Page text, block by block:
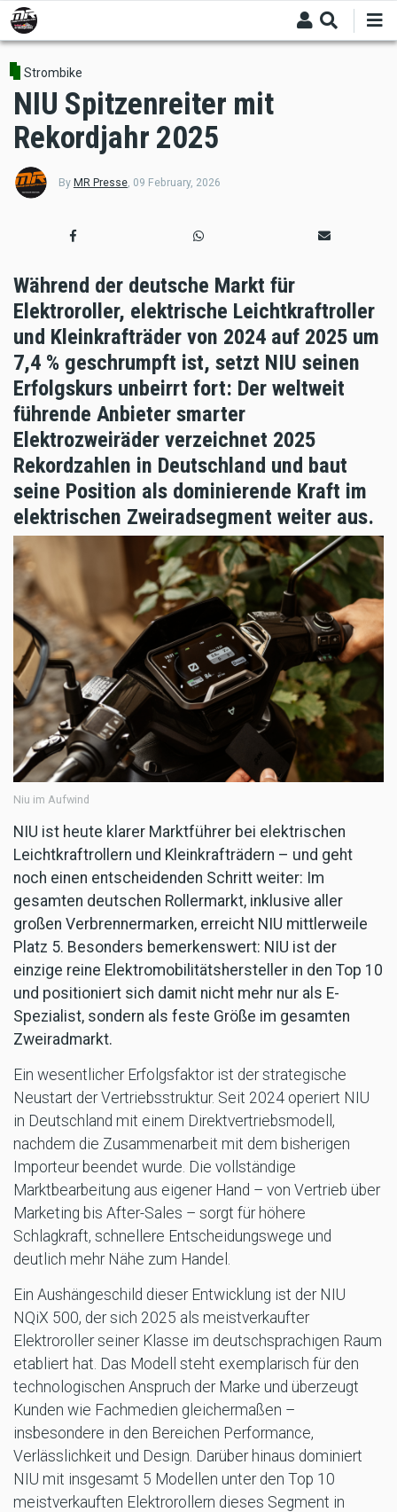
Skip
to
main
content
Strombike
NIU Spitzenreiter mit
Rekordjahr 2025
By MR Presse, 09 February, 2026
Während der deutsche Markt für
Elektroroller, elektrische Leichtkraftroller
und Kleinkrafträder von 2024 auf 2025 um
7,4 % geschrumpft ist, setzt NIU seinen
Erfolgskurs unbeirrt fort: Der weltweit
führende Anbieter smarter
Elektrozweiräder verzeichnet 2025
Rekordzahlen in Deutschland und baut
seine Position als dominierende Kraft im
elektrischen Zweiradsegment weiter aus.
Niu im Aufwind
NIU ist heute klarer Marktführer bei elektrischen
Leichtkraftrollern und Kleinkrafträdern – und geht
noch einen entscheidenden Schritt weiter: Im
gesamten deutschen Rollermarkt, inklusive aller
großen Verbrennermarken, erreicht NIU mittlerweile
Platz 5. Besonders bemerkenswert: NIU ist der
einzige reine Elektromobilitätshersteller in den Top 10
und positioniert sich damit nicht mehr nur als E-
Spezialist, sondern als feste Größe im gesamten
Zweiradmarkt.
Ein wesentlicher Erfolgsfaktor ist der strategische
Neustart der Vertriebsstruktur. Seit 2024 operiert NIU
in Deutschland mit einem Direktvertriebsmodell,
nachdem die Zusammenarbeit mit dem bisherigen
Importeur beendet wurde. Die vollständige
Marktbearbeitung aus eigener Hand – von Vertrieb über
Marketing bis After-Sales – sorgt für höhere
Schlagkraft, schnellere Entscheidungswege und
deutlich mehr Nähe zum Handel.
Ein Aushängeschild dieser Entwicklung ist der NIU
NQiX 500, der sich 2025 als meistverkaufter
Elektroroller seiner Klasse im deutschsprachigen Raum
etabliert hat. Das Modell steht exemplarisch für den
technologischen Anspruch der Marke und überzeugt
Kunden wie Fachmedien gleichermaßen –
insbesondere in den Bereichen Performance,
Verlässlichkeit und Design. Darüber hinaus dominiert
NIU mit insgesamt 5 Modellen unter den Top 10
meistverkauften Elektrorollern dieses Segment in